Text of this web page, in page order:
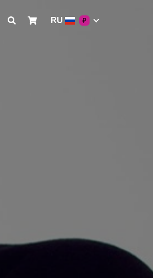
RU ₽